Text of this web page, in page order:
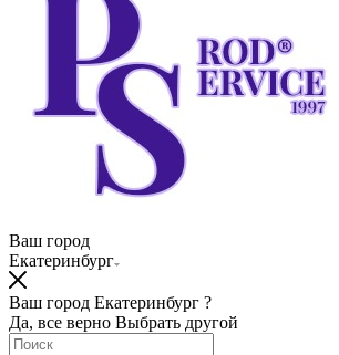
Ваш город
Екатеринбург
Ваш город Екатеринбург ?
Да, все верно Выбрать другой